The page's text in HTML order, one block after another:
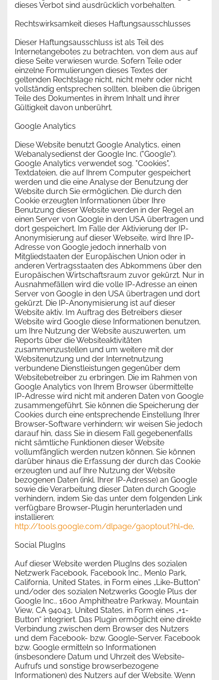
dieses Verbot sind ausdrücklich vorbehalten.
Rechtswirksamkeit dieses Haftungsausschlusses
Dieser Haftungsausschluss ist als Teil des
Internetangebotes zu betrachten, von dem aus auf
diese Seite verwiesen wurde. Sofern Teile oder
einzelne Formulierungen dieses Textes der
geltenden Rechtslage nicht, nicht mehr oder nicht
vollständig entsprechen sollten, bleiben die übrigen
Teile des Dokumentes in ihrem Inhalt und ihrer
Gültigkeit davon unberührt.
Google Analytics
Diese Website benutzt Google Analytics, einen
Webanalysedienst der Google Inc. ("Google").
Google Analytics verwendet sog. "Cookies",
Textdateien, die auf Ihrem Computer gespeichert
werden und die eine Analyse der Benutzung der
Website durch Sie ermöglichen. Die durch den
Cookie erzeugten Informationen über Ihre
Benutzung dieser Website werden in der Regel an
einen Server von Google in den USA übertragen und
dort gespeichert. Im Falle der Aktivierung der IP-
Anonymisierung auf dieser Webseite, wird Ihre IP-
Adresse von Google jedoch innerhalb von
Mitgliedstaaten der Europäischen Union oder in
anderen Vertragsstaaten des Abkommens über den
Europäischen Wirtschaftsraum zuvor gekürzt. Nur in
Ausnahmefällen wird die volle IP-Adresse an einen
Server von Google in den USA übertragen und dort
gekürzt. Die IP-Anonymisierung ist auf dieser
Website aktiv. Im Auftrag des Betreibers dieser
Website wird Google diese Informationen benutzen,
um Ihre Nutzung der Website auszuwerten, um
Reports über die Websiteaktivitäten
zusammenzustellen und um weitere mit der
Websitenutzung und der Internetnutzung
verbundene Dienstleistungen gegenüber dem
Websitebetreiber zu erbringen. Die im Rahmen von
Google Analytics von Ihrem Browser übermittelte
IP-Adresse wird nicht mit anderen Daten von Google
zusammengeführt. Sie können die Speicherung der
Cookies durch eine entsprechende Einstellung Ihrer
Browser-Software verhindern; wir weisen Sie jedoch
darauf hin, dass Sie in diesem Fall gegebenenfalls
nicht sämtliche Funktionen dieser Website
vollumfänglich werden nutzen können. Sie können
darüber hinaus die Erfassung der durch das Cookie
erzeugten und auf Ihre Nutzung der Website
bezogenen Daten (inkl. Ihrer IP-Adresse) an Google
sowie die Verarbeitung dieser Daten durch Google
verhindern, indem Sie das unter dem folgenden Link
verfügbare Browser-Plugin herunterladen und
installieren:
http://tools.google.com/dlpage/gaoptout?hl=de.
Social PlugIns
Auf dieser Website werden PlugIns des sozialen
Netzwerk Facebook, Facebook Inc., Menlo Park,
California, United States, in Form eines „Like-Button“
und/oder des sozialen Netzwerks Google Plus der
Google Inc., 1600 Amphitheatre Parkway, Mountain
View, CA 94043, United States, in Form eines „+1-
Button“ integriert. Das Plugin ermöglicht eine direkte
Verbindung zwischen dem Browser des Nutzers
und dem Facebook- bzw. Google-Server. Facebook
bzw. Google ermitteln so Informationen
(insbesondere Datum und Uhrzeit des Website-
Aufrufs und sonstige browserbezogene
Informationen) des Nutzers auf der Website. Wenn